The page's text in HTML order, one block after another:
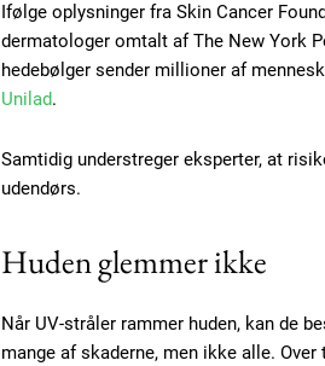
Ifølge oplysninger fra Skin Cancer
dermatologer omtalt af The New York
hedebølger sender millioner af
Unilad.
Samtidig understreger eksperter, at
udendørs.
Huden glemmer ikke
Når UV-stråler rammer huden, kan de
mange af skaderne, men ikke alle.